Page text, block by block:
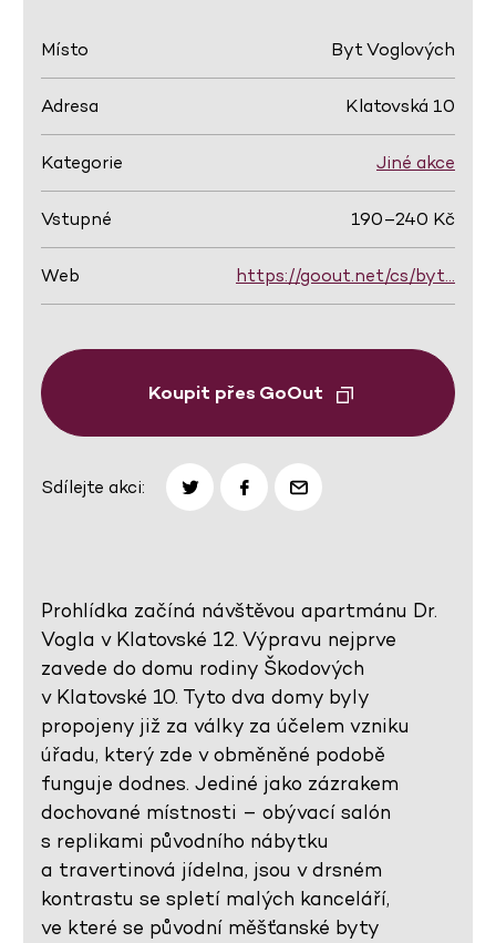
Místo Byt Voglových
Adresa Klatovská 10
Kategorie Jiné akce
Vstupné 190–240 Kč
Web https://goout.net/cs/byt…
Koupit přes GoOut
Sdílejte akci:
Prohlídka začíná návštěvou apartmánu Dr.
Vogla v Klatovské 12. Výpravu nejprve
zavede do domu rodiny Škodových
v Klatovské 10. Tyto dva domy byly
propojeny již za války za účelem vzniku
úřadu, který zde v obměněné podobě
funguje dodnes. Jediné jako zázrakem
dochované místnosti – obývací salón
s replikami původního nábytku
a travertinová jídelna, jsou v drsném
kontrastu se spletí malých kanceláří,
ve které se původní měšťanské byty